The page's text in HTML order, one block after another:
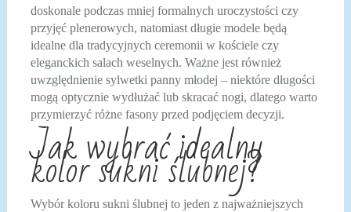
doskonale podczas mniej formalnych uroczystości czy
przyjęć plenerowych, natomiast długie modele będą
idealne dla tradycyjnych ceremonii w kościele czy
eleganckich salach weselnych. Ważne jest również
uwzględnienie sylwetki panny młodej – niektóre długości
mogą optycznie wydłużać lub skracać nogi, dlatego warto
przymierzyć różne fasony przed podjęciem decyzji.
Jak wybrać idealny
kolor sukni ślubnej?
Wybór koloru sukni ślubnej to jeden z najważniejszych